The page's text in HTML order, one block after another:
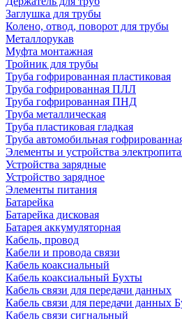
Заглушка для трубы
Колено, отвод, поворот для трубы
Металлорукав
Муфта монтажная
Тройник для трубы
Труба гофрированная пластиковая
Труба гофрированная ПЛЛ
Труба гофрированная ПНД
Труба металлическая
Труба пластиковая гладкая
Труба автомобильная
Элементы и устройства
Устройства зарядные
Устройство зарядное
Элементы питания
Батарейка
Батарейка дисковая
Батарея аккумуляторная
Кабель, провод
Кабели и провода связи
Кабель коаксиальный
Кабель коаксиальный Бухты
Кабель связи для передачи данных
Кабель связи для передачи данных
Кабель связи сигнальный